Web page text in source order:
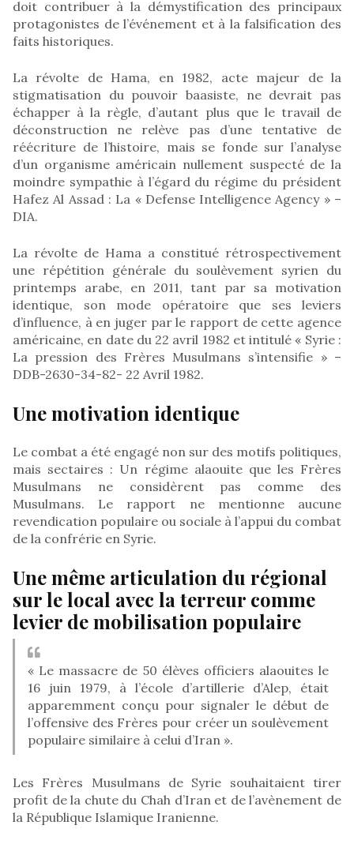
doit contribuer à la démystification des principaux
protagonistes de l’événement et à la falsification des
faits historiques.
La révolte de Hama, en 1982, acte majeur de la
stigmatisation du pouvoir baasiste, ne devrait pas
échapper à la règle, d’autant plus que le travail de
déconstruction ne relève pas d’une tentative de
réécriture de l’histoire, mais se fonde sur l’analyse
d’un organisme américain nullement suspecté de la
moindre sympathie à l’égard du régime du président
Hafez Al Assad : La « Defense Intelligence Agency » –
DIA.
La révolte de Hama a constitué rétrospectivement
une répétition générale du soulèvement syrien du
printemps arabe, en 2011, tant par sa motivation
identique, son mode opératoire que ses leviers
d’influence, à en juger par le rapport de cette agence
américaine, en date du 22 avril 1982 et intitulé « Syrie :
La pression des Frères Musulmans s’intensifie » –
DDB-2630-34-82- 22 Avril 1982.
Une motivation identique
Le combat a été engagé non sur des motifs politiques,
mais sectaires : Un régime alaouite que les Frères
Musulmans ne considèrent pas comme des
Musulmans. Le rapport ne mentionne aucune
revendication populaire ou sociale à l’appui du combat
de la confrérie en Syrie.
Une même articulation du régional
sur le local avec la terreur comme
levier de mobilisation populaire
« Le massacre de 50 élèves officiers alaouites le
16 juin 1979, à l’école d’artillerie d’Alep, était
apparemment conçu pour signaler le début de
l’offensive des Frères pour créer un soulèvement
populaire similaire à celui d’Iran ».
Les Frères Musulmans de Syrie souhaitaient tirer
profit de la chute du Chah d’Iran et de l’avènement de
la République Islamique Iranienne.